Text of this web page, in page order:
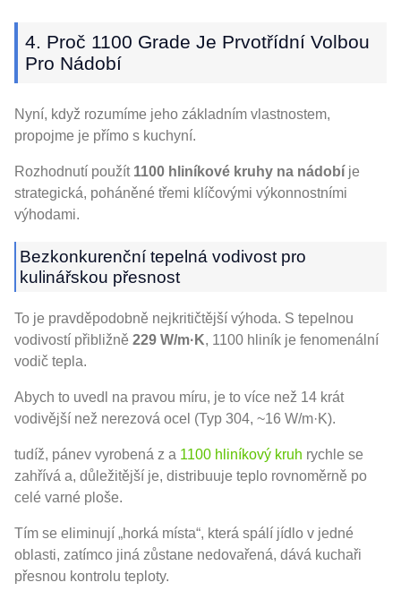
4. Proč 1100 Grade Je Prvotřídní Volbou
Pro Nádobí
Nyní, když rozumíme jeho základním vlastnostem,
propojme je přímo s kuchyní.
Rozhodnutí použít 1100 hliníkové kruhy na nádobí je
strategická, poháněné třemi klíčovými výkonnostními
výhodami.
Bezkonkurenční tepelná vodivost pro
kulinářskou přesnost
To je pravděpodobně nejkritičtější výhoda. S tepelnou
vodivostí přibližně 229 W/m·K, 1100 hliník je fenomenální
vodič tepla.
Abych to uvedl na pravou míru, je to více než 14 krát
vodivější než nerezová ocel (Typ 304, ~16 W/m·K).
tudíž, pánev vyrobená z a 1100 hliníkový kruh rychle se
zahřívá a, důležitější je, distribuuje teplo rovnoměrně po
celé varné ploše.
Tím se eliminují „horká místa“, která spálí jídlo v jedné
oblasti, zatímco jiná zůstane nedovařená, dává kuchaři
přesnou kontrolu teploty.